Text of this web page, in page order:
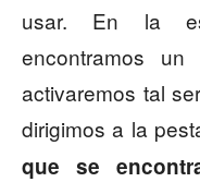
usar. En la
encontramos
activaremos tal
dirigimos a la
que se